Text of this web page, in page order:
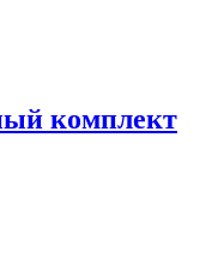
комплект